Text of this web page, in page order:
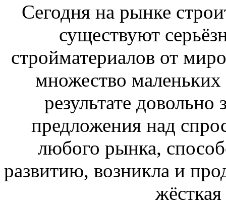
Cегодня на рынке
существуют
стройматериалов от
множество
результате
предложения над
любого рынка,
развитию, возникла и